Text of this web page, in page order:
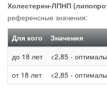
Холестерин-ЛПНП
референсные значения:
Для кого
Значения
до 18 лет
<2,85 -
от 18 лет
<2,85 -